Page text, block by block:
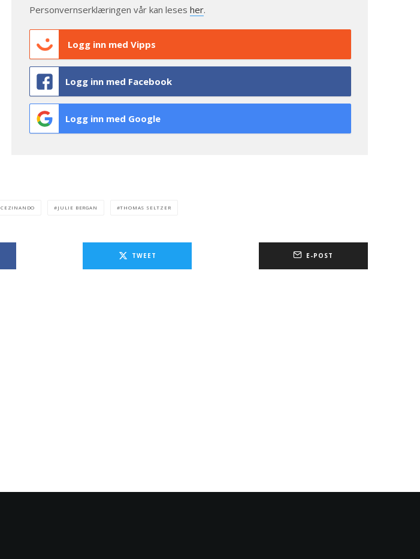
Personvernserklæringen vår kan leses her.
Logg inn med Vipps
Logg inn med Facebook
Logg inn med Google
CEZINANDO JULIE BERGAN THOMAS SELTZER
TWEET E-POST